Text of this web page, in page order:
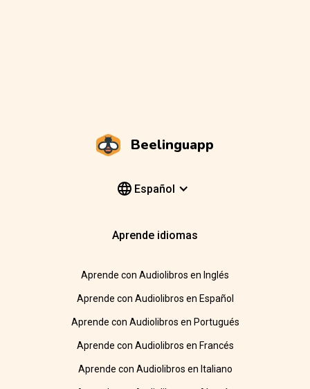
Beelinguapp
Español
Aprende idiomas
Aprende con Audiolibros en Inglés
Aprende con Audiolibros en Español
Aprende con Audiolibros en Portugués
Aprende con Audiolibros en Francés
Aprende con Audiolibros en Italiano